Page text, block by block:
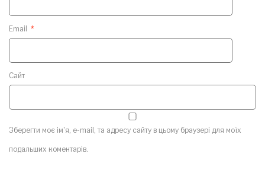
Email *
Сайт
Зберегти моє ім'я, e-mail, та адресу сайту в цьому браузері для моїх
подальших коментарів.